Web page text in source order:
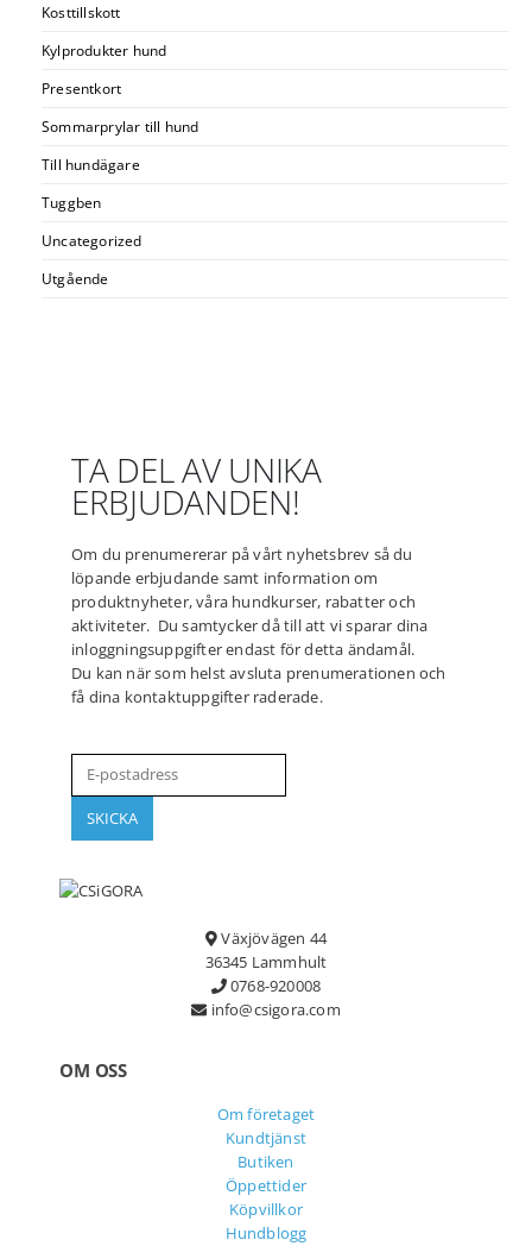
Kosttillskott
Kylprodukter hund
Presentkort
Sommarprylar till hund
Till hundägare
Tuggben
Uncategorized
Utgående
TA DEL AV UNIKA
ERBJUDANDEN!
Om du prenumererar på vårt nyhetsbrev så du
löpande erbjudande samt information om
produktnyheter, våra hundkurser, rabatter och
aktiviteter. Du samtycker då till att vi sparar dina
inloggningsuppgifter endast för detta ändamål.
Du kan när som helst avsluta prenumerationen och
få dina kontaktuppgifter raderade.
Växjövägen 44
36345 Lammhult
0768-920008
info@csigora.com
OM OSS
Om företaget
Kundtjänst
Butiken
Öppettider
Köpvillkor
Hundblogg